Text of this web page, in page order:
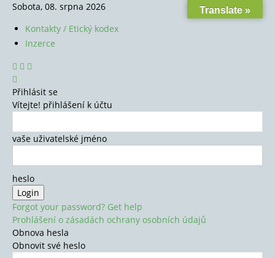
Sobota, 08. srpna 2026
Kontakty / Etický kodex
Inzerce
Přihlásit se
Vítejte! přihlášení k účtu
vaše uživatelské jméno
heslo
Forgot your password? Get help
Prohlášení o zásadách ochrany osobních údajů
Obnova hesla
Obnovit své heslo
Translate »